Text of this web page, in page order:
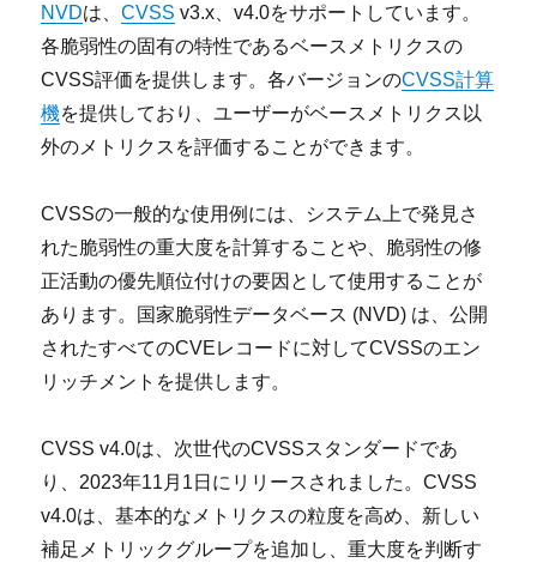
NVDは、CVSS v3.x、v4.0をサポートしています。
各脆弱性の固有の特性であるベースメトリクスの
CVSS評価を提供します。各バージョンのCVSS計算
機を提供しており、ユーザーがベースメトリクス以
外のメトリクスを評価することができます。
CVSSの一般的な使用例には、システム上で発見さ
れた脆弱性の重大度を計算することや、脆弱性の修
正活動の優先順位付けの要因として使用することが
あります。国家脆弱性データベース (NVD) は、公開
されたすべてのCVEレコードに対してCVSSのエン
リッチメントを提供します。
CVSS v4.0は、次世代のCVSSスタンダードであ
り、2023年11月1日にリリースされました。CVSS
v4.0は、基本的なメトリクスの粒度を高め、新しい
補足メトリックグループを追加し、重大度を判断す